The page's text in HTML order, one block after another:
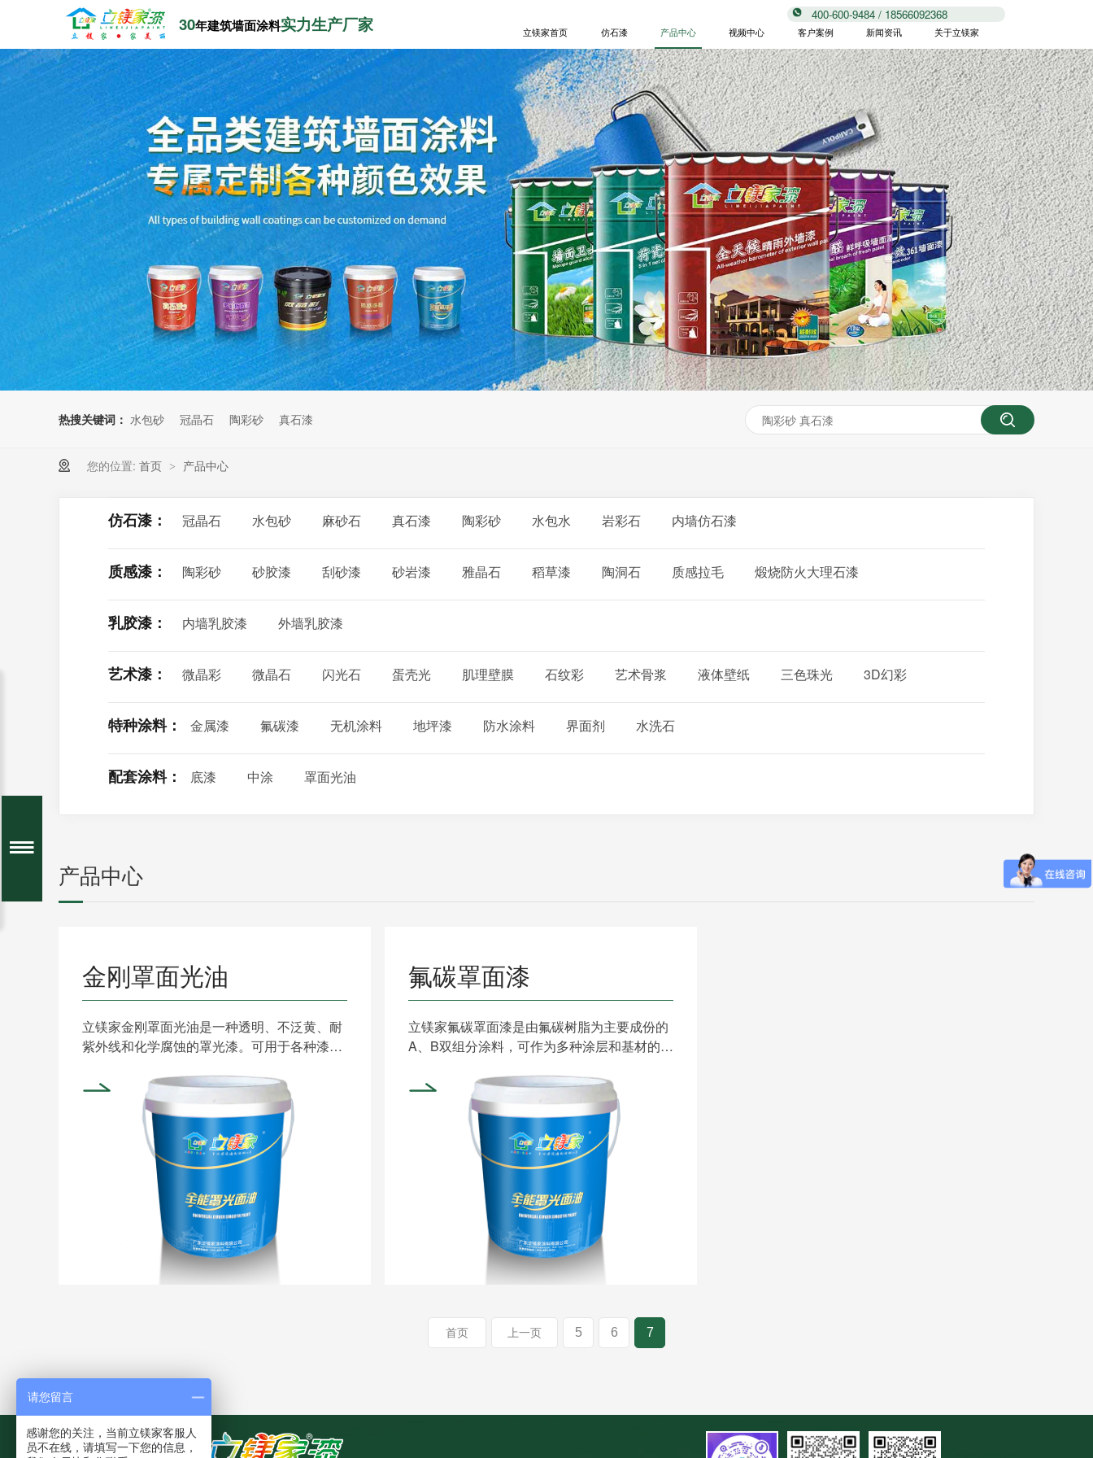
30年建筑墙面涂料实力生产厂家 400-600-9484 / 18566092368
立镁家首页 仿石漆 产品中心 视频中心 客户案例 新闻资讯 关于立镁家
热搜关键词： 水包砂 冠晶石 陶彩砂 真石漆
您的位置: 首页 > 产品中心
仿石漆： 冠晶石 水包砂 麻砂石 真石漆 陶彩砂 水包水 岩彩石 内墙仿石漆
质感漆： 陶彩砂 砂胶漆 刮砂漆 砂岩漆 雅晶石 稻草漆 陶洞石 质感拉毛 煅烧防火大理石漆
乳胶漆： 内墙乳胶漆 外墙乳胶漆
艺术漆： 微晶彩 微晶石 闪光石 蛋壳光 肌理壁膜 石纹彩 艺术骨浆 液体壁纸 三色珠光 3D幻彩
特种涂料： 金属漆 氟碳漆 无机涂料 地坪漆 防水涂料 界面剂 水洗石
配套涂料： 底漆 中涂 罩面光油
产品中心
金刚罩面光油
立镁家金刚罩面光油是一种透明、不泛黄、耐
紫外线和化学腐蚀的罩光漆。可用于各种漆表
氟碳罩面漆
立镁家氟碳罩面漆是由氟碳树脂为主要成份的
A、B双组分涂料，可作为多种涂层和基材的罩
首页 上一页 5 6 7
请您留言
感谢您的关注，当前立镁家客服人
员不在线，请填写一下您的信息，